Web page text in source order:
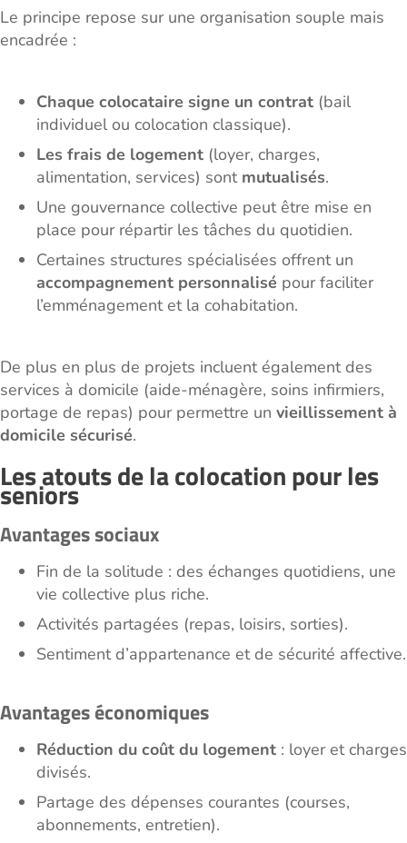
Le principe repose sur une organisation souple mais
encadrée :
Chaque colocataire signe un contrat (bail
individuel ou colocation classique).
Les frais de logement (loyer, charges,
alimentation, services) sont mutualisés.
Une gouvernance collective peut être mise en
place pour répartir les tâches du quotidien.
Certaines structures spécialisées offrent un
accompagnement personnalisé pour faciliter
l’emménagement et la cohabitation.
De plus en plus de projets incluent également des
services à domicile (aide-ménagère, soins infirmiers,
portage de repas) pour permettre un vieillissement à
domicile sécurisé.
Les atouts de la colocation pour les
seniors
Avantages sociaux
Fin de la solitude : des échanges quotidiens, une
vie collective plus riche.
Activités partagées (repas, loisirs, sorties).
Sentiment d’appartenance et de sécurité affective.
Avantages économiques
Réduction du coût du logement : loyer et charges
divisés.
Partage des dépenses courantes (courses,
abonnements, entretien).